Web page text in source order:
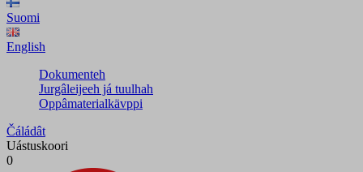
Suomi
English
Dokumenteh
Jurgâleijeeh já tuulhah
Oppâmaterialkävppi
Čáládât
Uástuskoori
0